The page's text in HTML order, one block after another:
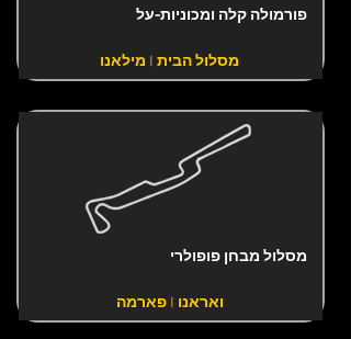
פורמולה קלה ומכוניות-על
מסלול הבית | מילאנו
מסלול מבחן פופולרי
ואראנו | פארמה